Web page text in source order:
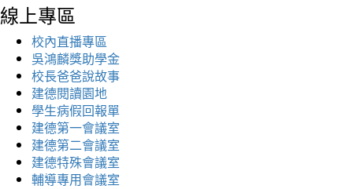
線上專區
校內直播專區
吳鴻麟獎助學金
校長爸爸說故事
建德閱讀園地
學生病假回報單
建德第一會議室
建德第二會議室
建德特殊會議室
輔導專用會議室